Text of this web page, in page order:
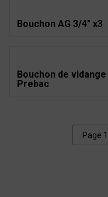
Bouchon AG 3/4" x3
Bouchon de vidange
Prebac